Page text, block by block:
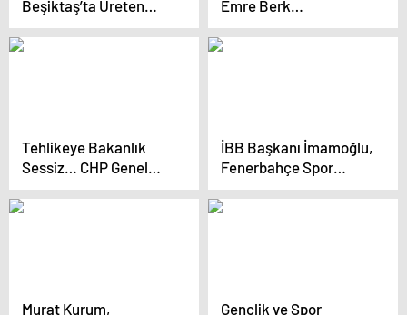
Beşiktaş’ta Üreten
İstanbul Büyüten
Türkiye programında
Emre Berk
Hacıgüzeller,
İstanbul’da deprem
Tehlikeye Bakanlık
Sessiz… CHP Genel
Başkan Yardımcısı
Ulaş Karasu: “Kim Bu
İBB Başkanı İmamoğlu,
Fenerbahçe Spor
Kulübüne Ziyaret
Gerçekleştirdi
Murat Kurum,
Gençlik ve Spor